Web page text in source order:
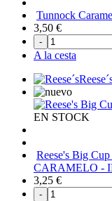
Tunnock
3,50 €
-
A la cesta
EN STOCK
Reese's Big
CARAMELO -
3,25 €
-